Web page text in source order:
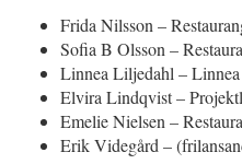
Frida Nilsson –
Sofia B Olsson –
Linnea Liljedahl –
Elvira Lindqvist –
Emelie Nielsen –
Erik Videgård –